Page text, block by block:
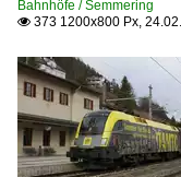
Bahnhöfe / Semmering
 373 1200x800 Px,